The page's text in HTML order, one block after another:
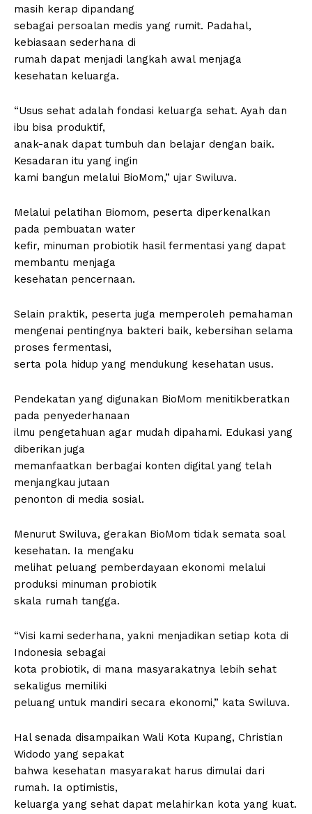
masih kerap dipandang
sebagai persoalan medis yang rumit. Padahal,
kebiasaan sederhana di
rumah dapat menjadi langkah awal menjaga
kesehatan keluarga.
“Usus sehat adalah fondasi keluarga sehat. Ayah dan
ibu bisa produktif,
anak-anak dapat tumbuh dan belajar dengan baik.
Kesadaran itu yang ingin
kami bangun melalui BioMom,” ujar Swiluva.
Melalui pelatihan Biomom, peserta diperkenalkan
pada pembuatan water
kefir, minuman probiotik hasil fermentasi yang dapat
membantu menjaga
kesehatan pencernaan.
Selain praktik, peserta juga memperoleh pemahaman
mengenai pentingnya bakteri baik, kebersihan selama
proses fermentasi,
serta pola hidup yang mendukung kesehatan usus.
Pendekatan yang digunakan BioMom menitikberatkan
pada penyederhanaan
ilmu pengetahuan agar mudah dipahami. Edukasi yang
diberikan juga
memanfaatkan berbagai konten digital yang telah
menjangkau jutaan
penonton di media sosial.
Menurut Swiluva, gerakan BioMom tidak semata soal
kesehatan. Ia mengaku
melihat peluang pemberdayaan ekonomi melalui
produksi minuman probiotik
skala rumah tangga.
“Visi kami sederhana, yakni menjadikan setiap kota di
Indonesia sebagai
kota probiotik, di mana masyarakatnya lebih sehat
sekaligus memiliki
peluang untuk mandiri secara ekonomi,” kata Swiluva.
Hal senada disampaikan Wali Kota Kupang, Christian
Widodo yang sepakat
bahwa kesehatan masyarakat harus dimulai dari
rumah. Ia optimistis,
keluarga yang sehat dapat melahirkan kota yang kuat.